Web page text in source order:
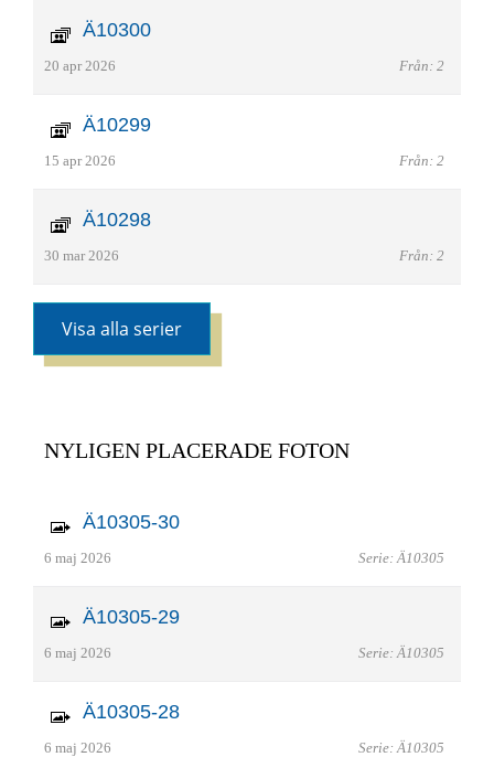
Ä10300
20 apr 2026 Från: 2
Ä10299
15 apr 2026 Från: 2
Ä10298
30 mar 2026 Från: 2
Visa alla serier
NYLIGEN PLACERADE FOTON
Ä10305-30
6 maj 2026 Serie: Ä10305
Ä10305-29
6 maj 2026 Serie: Ä10305
Ä10305-28
6 maj 2026 Serie: Ä10305